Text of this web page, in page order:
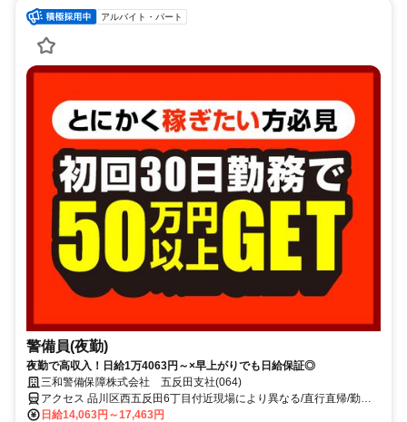
アルバイト・パート
警備員(夜勤)
夜勤で高収入！日給1万4063円～×早上がりでも日給保証◎
三和警備保障株式会社 五反田支社(064)
アクセス 品川区西五反田6丁目付近現場により異なる/直行直帰/勤務
地相談可■電話面接■来社不要
日給14,063円～17,463円